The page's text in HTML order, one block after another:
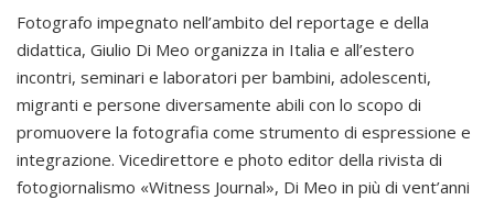
Fotografo impegnato nell’ambito del reportage e della
didattica, Giulio Di Meo organizza in Italia e all’estero
incontri, seminari e laboratori per bambini, adolescenti,
migranti e persone diversamente abili con lo scopo di
promuovere la fotografia come strumento di espressione e
integrazione. Vicedirettore e photo editor della rivista di
fotogiornalismo «Witness Journal», Di Meo in più di vent’anni